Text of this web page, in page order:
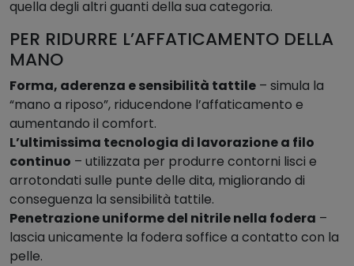
quella degli altri guanti della sua categoria.
PER RIDURRE L’AFFATICAMENTO DELLA
MANO
Forma, aderenza e sensibilità tattile – simula la
“mano a riposo”, riducendone l’affaticamento e
aumentando il comfort.
L’ultimissima tecnologia di lavorazione a filo
continuo – utilizzata per produrre contorni lisci e
arrotondati sulle punte delle dita, migliorando di
conseguenza la sensibilità tattile.
Penetrazione uniforme del nitrile nella fodera –
lascia unicamente la fodera soffice a contatto con la
pelle.